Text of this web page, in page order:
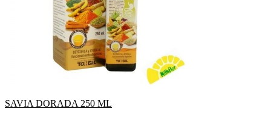
SAVIA DORADA 250 ML